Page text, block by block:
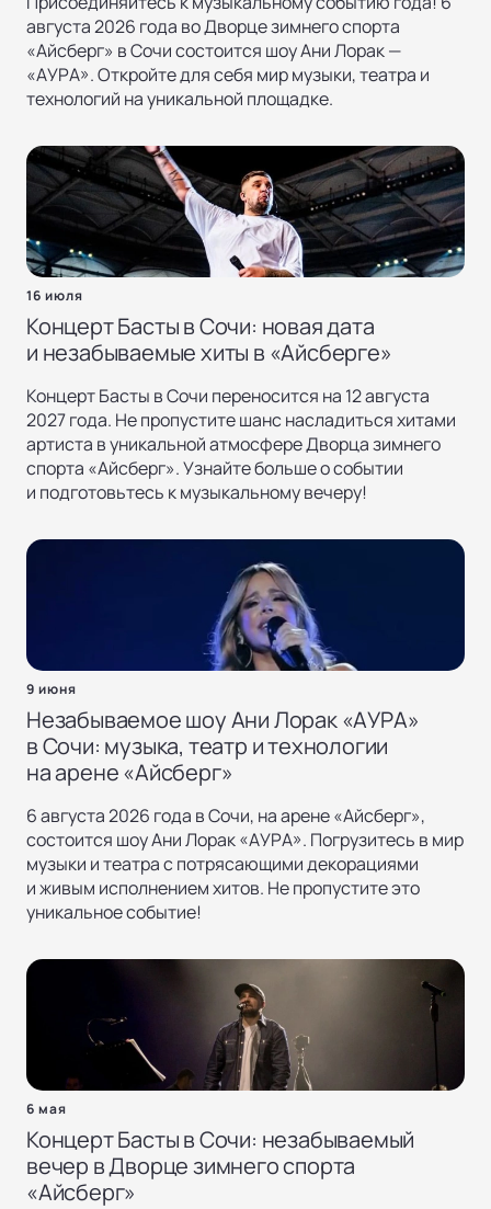
августа 2026 года во Дворце зимнего спорта
«Айсберг» в Сочи состоится шоу Ани Лорак —
«AУРА». Откройте для себя мир музыки, театра и
технологий на уникальной площадке.
16 июля
Концерт Басты в Сочи: новая дата
и незабываемые хиты в «Айсберге»
Концерт Басты в Сочи переносится на 12 августа
2027 года. Не пропустите шанс насладиться хитами
артиста в уникальной атмосфере Дворца зимнего
спорта «Айсберг». Узнайте больше о событии
и подготовьтесь к музыкальному вечеру!
9 июня
Незабываемое шоу Ани Лорак «АУРА»
в Сочи: музыка, театр и технологии
на арене «Айсберг»
6 августа 2026 года в Сочи, на арене «Айсберг»,
состоится шоу Ани Лорак «АУРА». Погрузитесь в мир
музыки и театра с потрясающими декорациями
и живым исполнением хитов. Не пропустите это
уникальное событие!
6 мая
Концерт Басты в Сочи: незабываемый
вечер в Дворце зимнего спорта
«Айсберг»